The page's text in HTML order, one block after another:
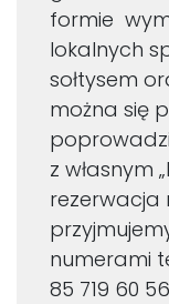
formie
lokalnych
sołtysem
można się
z własnym
rezerwacja
numerami
85 719 60